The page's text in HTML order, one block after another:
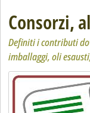
Consorzi,
Definiti i contributi
imballaggi, oli